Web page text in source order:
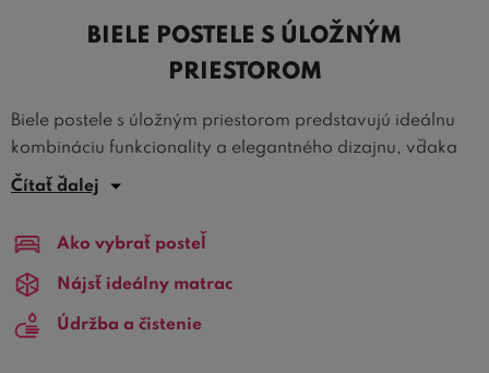
BIELE POSTELE S ÚLOŽNÝM
PRIESTOROM
Biele postele s úložným priestorom predstavujú ideálnu
kombináciu funkcionality a elegantného dizajnu, vďaka
čomu sa stanú dominantným prvkom každej spálne. Tieto
spánku, ale ponúkajú aj praktické riešenie pre ukladanie
posteľnej bielizne, sezónneho oblečenia či iných
nevyhnutností, čím ušetríte veľa miesta vo vašom dome.
Úložný priestorje kľúčovým prvkom bielych postelí s
Čítať ďalej
Ako vybrať posteľ
Nájsť ideálny matrac
Údržba a čistenie